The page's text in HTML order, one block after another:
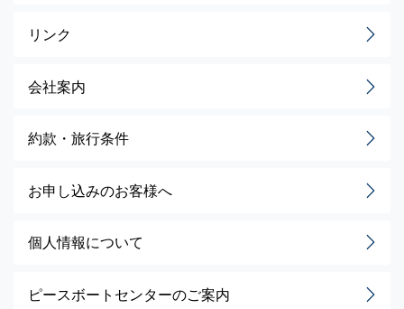
リンク
会社案内
約款・旅行条件
お申し込みのお客様へ
個人情報について
ピースボートセンターのご案内